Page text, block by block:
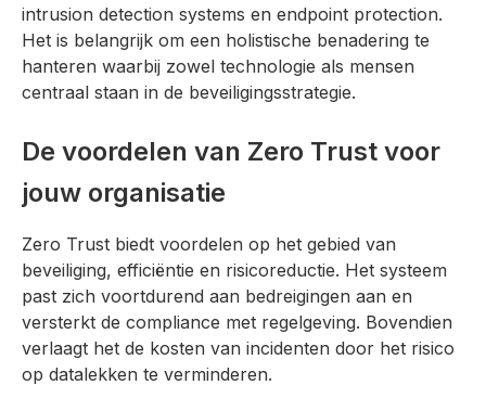
intrusion detection systems en endpoint protection.
Het is belangrijk om een holistische benadering te
hanteren waarbij zowel technologie als mensen
centraal staan in de beveiligingsstrategie.
De voordelen van Zero Trust voor
jouw organisatie
Zero Trust biedt voordelen op het gebied van
beveiliging, efficiëntie en risicoreductie. Het systeem
past zich voortdurend aan bedreigingen aan en
versterkt de compliance met regelgeving. Bovendien
verlaagt het de kosten van incidenten door het risico
op datalekken te verminderen.